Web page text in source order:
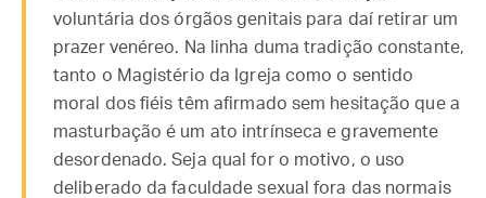
voluntária dos órgãos genitais para daí retirar um
prazer venéreo. Na linha duma tradição constante,
tanto o Magistério da Igreja como o sentido
moral dos fiéis têm afirmado sem hesitação que a
masturbação é um ato intrínseca e gravemente
desordenado. Seja qual for o motivo, o uso
deliberado da faculdade sexual fora das normais